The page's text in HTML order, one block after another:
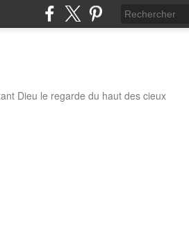
Dieu le regarde du haut des cieux